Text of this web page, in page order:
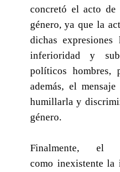
concretó el acto
género, ya que la
dichas
inferioridad y
políticos
además, el
humillarla y
género.
Finalmente, el
como inexistente la